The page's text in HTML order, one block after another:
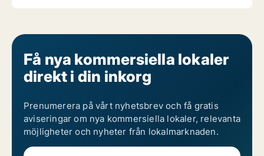
Få nya kommersiella lokaler
direkt i din inkorg
Prenumerera på vårt nyhetsbrev och få gratis
aviseringar om nya kommersiella lokaler, relevanta
möjligheter och nyheter från lokalmarknaden.